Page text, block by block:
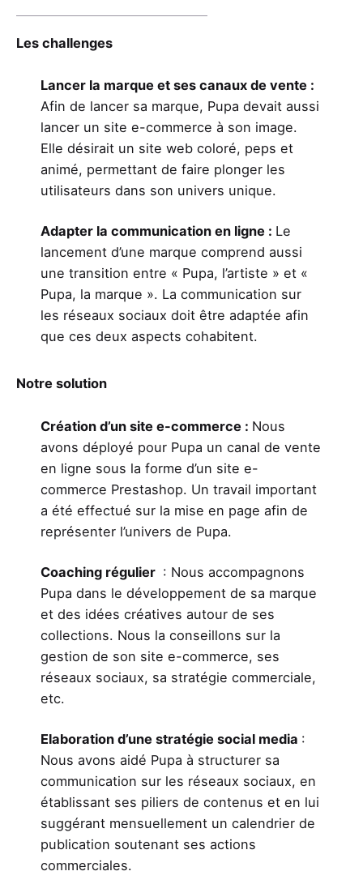
Les challenges
Lancer la marque et ses canaux de vente :
Afin de lancer sa marque, Pupa devait aussi
lancer un site e-commerce à son image.
Elle désirait un site web coloré, peps et
animé, permettant de faire plonger les
utilisateurs dans son univers unique.
Adapter la communication en ligne : Le
lancement d’une marque comprend aussi
une transition entre « Pupa, l’artiste » et «
Pupa, la marque ». La communication sur
les réseaux sociaux doit être adaptée afin
que ces deux aspects cohabitent.
Notre solution
Création d’un site e-commerce : Nous
avons déployé pour Pupa un canal de vente
en ligne sous la forme d’un site e-
commerce Prestashop. Un travail important
a été effectué sur la mise en page afin de
représenter l’univers de Pupa.
Coaching régulier : Nous accompagnons
Pupa dans le développement de sa marque
et des idées créatives autour de ses
collections. Nous la conseillons sur la
gestion de son site e-commerce, ses
réseaux sociaux, sa stratégie commerciale,
etc.
Elaboration d’une stratégie social media :
Nous avons aidé Pupa à structurer sa
communication sur les réseaux sociaux, en
établissant ses piliers de contenus et en lui
suggérant mensuellement un calendrier de
publication soutenant ses actions
commerciales.